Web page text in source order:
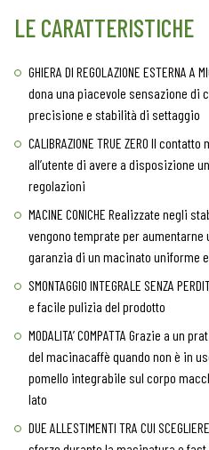
LE CARATTERISTICHE
GHIERA DI REGOLAZIONE ESTERNA
dona una piacevole sensazione di
precisione e stabilità di settaggio
CALIBRAZIONE TRUE ZERO Il
all’utente di avere a disposizione un
regolazioni
MACINE CONICHE Realizzate negli
vengono temprate per
garanzia di un macinato uniforme
SMONTAGGIO INTEGRALE SENZA
e facile pulizia del prodotto
MODALITA’ COMPATTA Grazie a
del macinacaffè quando non è in
pomello integrabile sul corpo
lato
DUE ALLESTIMENTI TRA CUI